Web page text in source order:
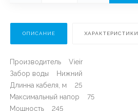
ОПИСАНИЕ ХАРАКТЕРИСТИКИ
Производитель Vieir
Забор воды Нижний
Длинна кабеля, м 25
Максимальный напор 75
Мощность 245